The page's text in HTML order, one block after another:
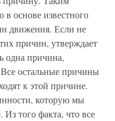
в основе известного
движения. Если не
причин, утверждает
одна причина,
Все остальные причины
к этой причине.
которую мы
того факта, что все